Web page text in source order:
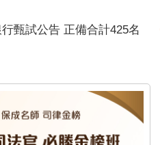
甄試公告 正備合計425名